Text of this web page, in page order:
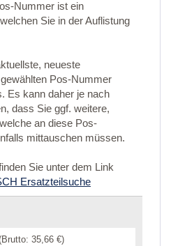
Nummer ist ein
Sie in der Auflistung
neueste
Pos-Nummer
Es kann daher je nach
dass Sie ggf. weitere,
an diese Pos-
mittauschen müssen.
Sie unter dem Link
Ersatzteilsuche
35,66 €)